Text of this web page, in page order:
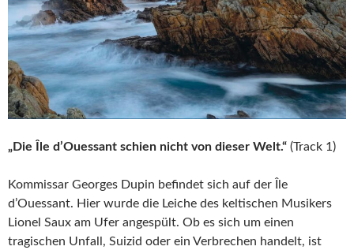
„Die Île d’Ouessant schien nicht von dieser Welt.“ (Track 1)
Kommissar Georges Dupin befindet sich auf der Île
d’Ouessant. Hier wurde die Leiche des keltischen Musikers
Lionel Saux am Ufer angespült. Ob es sich um einen
tragischen Unfall, Suizid oder ein Verbrechen handelt, ist